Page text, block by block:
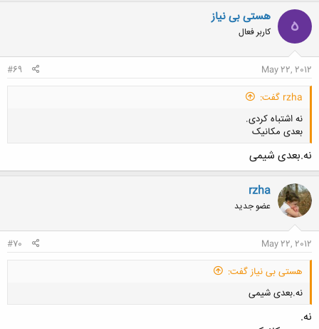
ه هستی بی نیاز
کاربر فعال
May 22, 2012
#69
rzha گفت:
نه اشتباه کردی.
بعدی مکانیک
نه.بعدی شیمی
rzha
عضو جدید
May 22, 2012
#70
هستی بی نیاز گفت:
نه.بعدی شیمی
نه.